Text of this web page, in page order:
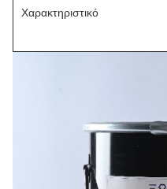
Χαρακτηριστικό